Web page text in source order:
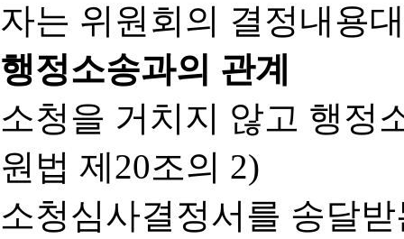
자는 위원회의 결정내용
행정소송과의 관계
소청을 거치지 않고 행정
원법 제20조의 2)
소청심사결정서를 송달